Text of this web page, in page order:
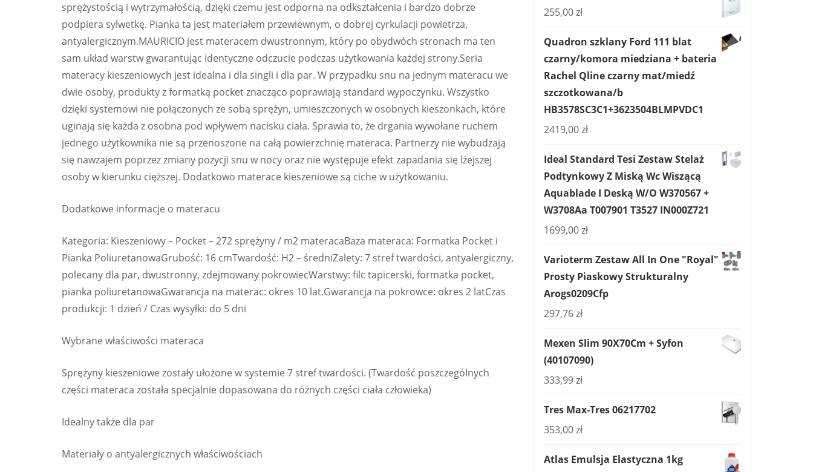
sprężystością i wytrzymałością, dzięki czemu jest odporna na odkształcenia i bardzo dobrze
podpiera sylwetkę. Pianka ta jest materiałem przewiewnym, o dobrej cyrkulacji powietrza,
antyalergicznym.MAURICIO jest materacem dwustronnym, który po obydwóch stronach ma ten
sam układ warstw gwarantując identyczne odczucie podczas użytkowania każdej strony.Seria
materacy kieszeniowych jest idealna i dla singli i dla par. W przypadku snu na jednym materacu we
dwie osoby, produkty z formatką pocket znacząco poprawiają standard wypoczynku. Wszystko
dzięki systemowi nie połączonych ze sobą sprężyn, umieszczonych w osobnych kieszonkach, które
uginają się każda z osobna pod wpływem nacisku ciała. Sprawia to, że drgania wywołane ruchem
jednego użytkownika nie są przenoszone na całą powierzchnię materaca. Partnerzy nie wybudzają
się nawzajem poprzez zmiany pozycji snu w nocy oraz nie występuje efekt zapadania się lżejszej
osoby w kierunku cięższej. Dodatkowo materace kieszeniowe są ciche w użytkowaniu.
Dodatkowe informacje o materacu
Kategoria: Kieszeniowy – Pocket – 272 sprężyny / m2 materacaBaza materaca: Formatka Pocket i
Pianka PoliuretanowaGrubość: 16 cmTwardość: H2 – średniZalety: 7 stref twardości, antyalergiczny,
polecany dla par, dwustronny, zdejmowany pokrowiecWarstwy: filc tapicerski, formatka pocket,
pianka poliuretanowaGwarancja na materac: okres 10 lat.Gwarancja na pokrowce: okres 2 latCzas
produkcji: 1 dzień / Czas wysyłki: do 5 dni
Wybrane właściwości materaca
Sprężyny kieszeniowe zostały ułożone w systemie 7 stref twardości. (Twardość poszczególnych
części materaca została specjalnie dopasowana do różnych części ciała człowieka)
Idealny także dla par
Materiały o antyalergicznych właściwościach
255,00zł
Quadron szklany Ford 111 blat
czarny/komora miedziana + bateria
Rachel Qline czarny mat/miedź
szczotkowana/b
HB3578SC3C1+3623504BLMPVDC1
2419,00zł
Ideal Standard Tesi Zestaw Stelaż
Podtynkowy Z Miską Wc Wiszącą
Aquablade I Deską W/O W370567 +
W3708Aa T007901 T3527 IN000Z721
1699,00zł
Varioterm Zestaw All In One "Royal"
Prosty Piaskowy Strukturalny
Arogs0209Cfp
297,76zł
Mexen Slim 90X70Cm + Syfon
(40107090)
333,99zł
Tres Max-Tres 06217702
353,00zł
Atlas Emulsja Elastyczna 1kg